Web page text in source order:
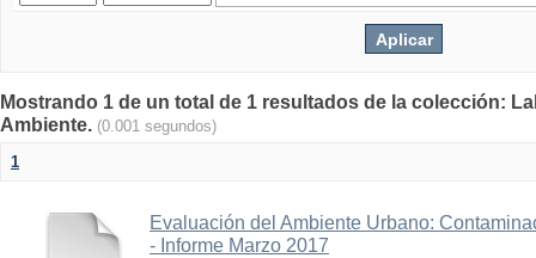
Mostrando 1 de un total de 1 resultados de la colección:
Ambiente. (0.001 segundos)
1
Evaluación del Ambiente Urbano:
- Informe Marzo 2017